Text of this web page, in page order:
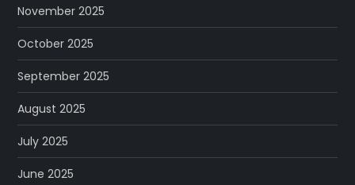
November 2025
October 2025
September 2025
August 2025
July 2025
June 2025